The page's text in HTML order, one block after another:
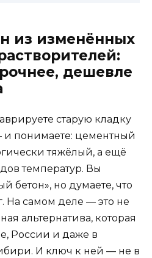
из изменённых
дешевле
старую кладку
и понимаете: цементный
тяжёлый, а ещё
температур. Вы
бетон», но думаете, что
На самом деле — это не
альтернатива, которая
России и даже в
И ключ к ней — не в